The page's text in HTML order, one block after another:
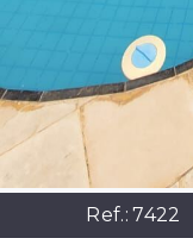
Ref.:7422